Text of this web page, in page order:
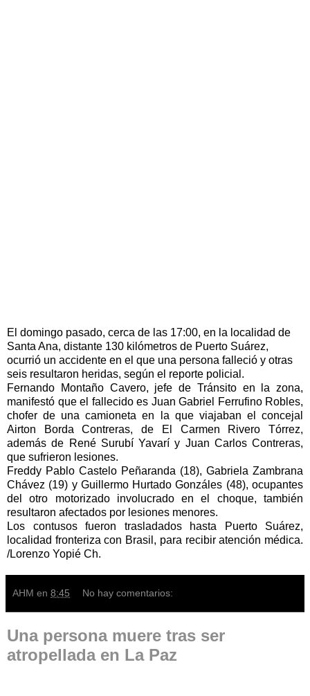
El domingo pasado, cerca de las 17:00, en la localidad de
Santa Ana, distante 130 kilómetros de Puerto Suárez,
ocurrió un accidente en el que una persona falleció y otras
seis resultaron heridas, según el reporte policial.
Fernando Montaño Cavero, jefe de Tránsito en la zona,
manifestó que el fallecido es Juan Gabriel Ferrufino Robles,
chofer de una camioneta en la que viajaban el concejal
Airton Borda Contreras, de El Carmen Rivero Tórrez,
además de René Surubí Yavarí y Juan Carlos Contreras,
que sufrieron lesiones.
Freddy Pablo Castelo Peñaranda (18), Gabriela Zambrana
Chávez (19) y Guillermo Hurtado Gonzáles (48), ocupantes
del otro motorizado involucrado en el choque, también
resultaron afectados por lesiones menores.
Los contusos fueron trasladados hasta Puerto Suárez,
localidad fronteriza con Brasil, para recibir atención médica.
/Lorenzo Yopié Ch.
AHM en 8:45 No hay comentarios:
Una persona muere tras ser
atropellada en La Paz